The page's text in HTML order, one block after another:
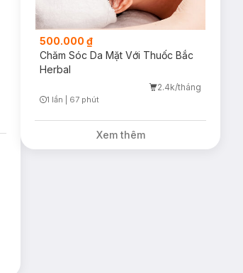
500.000 ₫
Chăm Sóc Da Mặt Với Thuốc Bắc
Herbal
2.4k/tháng
1 lần 67 phút
Xem thêm